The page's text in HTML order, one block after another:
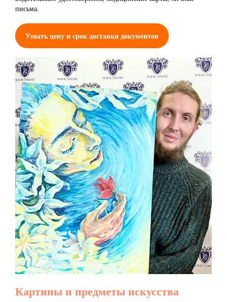
письма.
Узнать цену и срок доставки документов
Картины и предметы искусства